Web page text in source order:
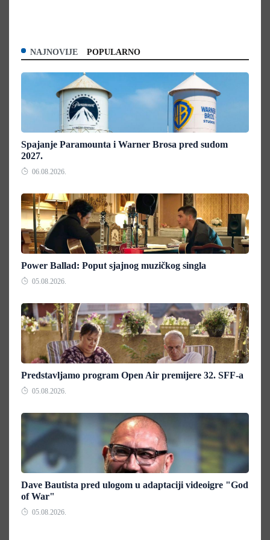
NAJNOVIJE POPULARNO
Spajanje Paramounta i Warner Brosa pred sudom
2027.
06.08.2026.
Power Ballad: Poput sjajnog muzičkog singla
05.08.2026.
Predstavljamo program Open Air premijere 32. SFF-a
05.08.2026.
Dave Bautista pred ulogom u adaptaciji videoigre "God
of War"
05.08.2026.